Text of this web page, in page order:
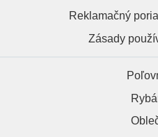
Reklamačný
Zásady